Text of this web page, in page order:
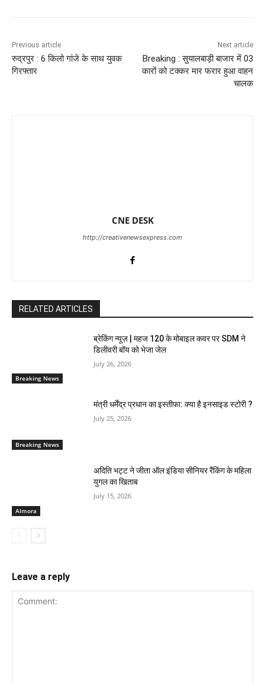
Previous article
रुद्रपुर : 6 किलो गांजे के साथ युवक
गिरफ्तार
Next article
Breaking : सुयालबाड़ी बाजार में 03
कारों को टक्कर मार फरार हुआ वाहन
चालक
CNE DESK
http://creativenewsexpress.com
RELATED ARTICLES
Breaking News
ब्रेकिंग न्यूज़ | महज 120 के मोबाइल कवर पर SDM ने
डिलीवरी बॉय को भेजा जेल
July 26, 2026
Breaking News
मंत्री धर्मेंद्र प्रधान का इस्तीफा: क्या है इनसाइड स्टोरी ?
July 25, 2026
Almora
अदिति भट्ट ने जीता ऑल इंडिया सीनियर रैंकिंग के महिला
युगल का खिताब
July 15, 2026
Leave a reply